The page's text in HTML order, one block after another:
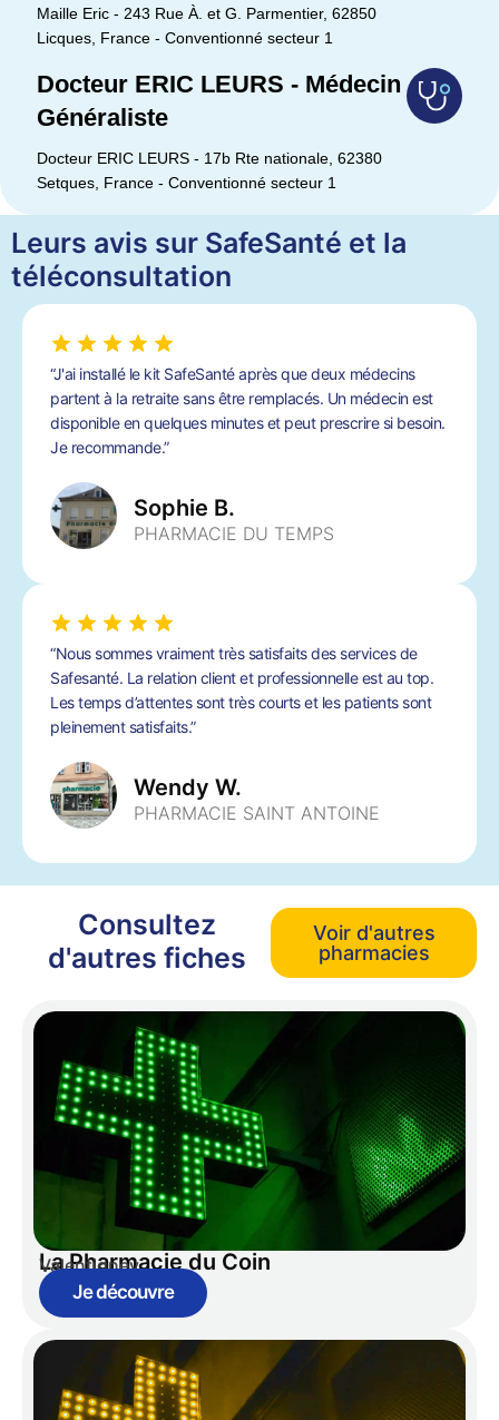
Maille Eric - 243 Rue À. et G. Parmentier, 62850
Licques, France - Conventionné secteur 1
Docteur ERIC LEURS - Médecin
Généraliste
Docteur ERIC LEURS - 17b Rte nationale, 62380
Setques, France - Conventionné secteur 1
Leurs avis sur SafeSanté et la
téléconsultation
“J'ai installé le kit SafeSanté après que deux médecins
partent à la retraite sans être remplacés. Un médecin est
disponible en quelques minutes et peut prescrire si besoin.
Je recommande.”
Sophie B.
PHARMACIE DU TEMPS
“Nous sommes vraiment très satisfaits des services de
Safesanté. La relation client et professionnelle est au top.
Les temps d’attentes sont très courts et les patients sont
pleinement satisfaits.”
Wendy W.
PHARMACIE SAINT ANTOINE
Consultez
d'autres fiches
Voir d'autres
pharmacies
La Pharmacie du Coin
Valentigney
Je découvre